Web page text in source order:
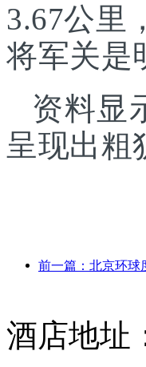
3.67公里
将军关是
资料显
呈现出粗
酒店地址